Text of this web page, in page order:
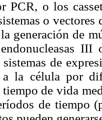
PCR, o los
o
generación de
de
a la célula por
de vida
de tiempo